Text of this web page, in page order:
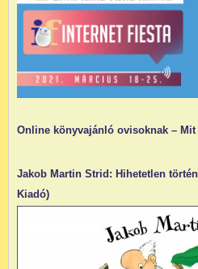
Online könyvajánló ovisoknak –
Jakob Martin Strid: Hihetetlen
Kiadó)